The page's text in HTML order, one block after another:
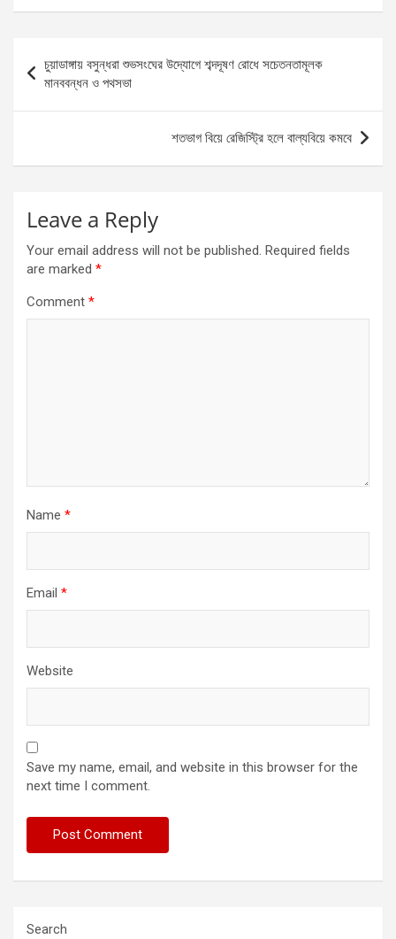
navigation
চুয়াডাঙ্গায় বসুন্ধরা শুভসংঘের উদ্যোগে শব্দদূষণ রোধে সচেতনতামূলক
মানববন্ধন ও পথসভা
শতভাগ বিয়ে রেজিস্ট্রি হলে বাল্যবিয়ে কমবে
Leave a Reply
Your email address will not be published. Required fields
are marked *
Comment *
Name *
Email *
Website
Save my name, email, and website in this browser for the
next time I comment.
Search